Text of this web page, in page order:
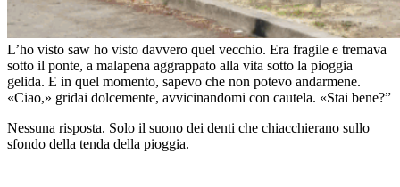
L’ho visto saw ho visto davvero quel vecchio. Era fragile e tremava
sotto il ponte, a malapena aggrappato alla vita sotto la pioggia
gelida. E in quel momento, sapevo che non potevo andarmene.
«Ciao,» gridai dolcemente, avvicinandomi con cautela. «Stai bene?”
Nessuna risposta. Solo il suono dei denti che chiacchierano sullo
sfondo della tenda della pioggia.